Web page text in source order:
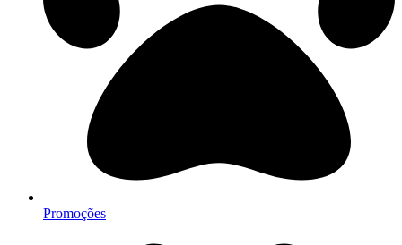
Promoções